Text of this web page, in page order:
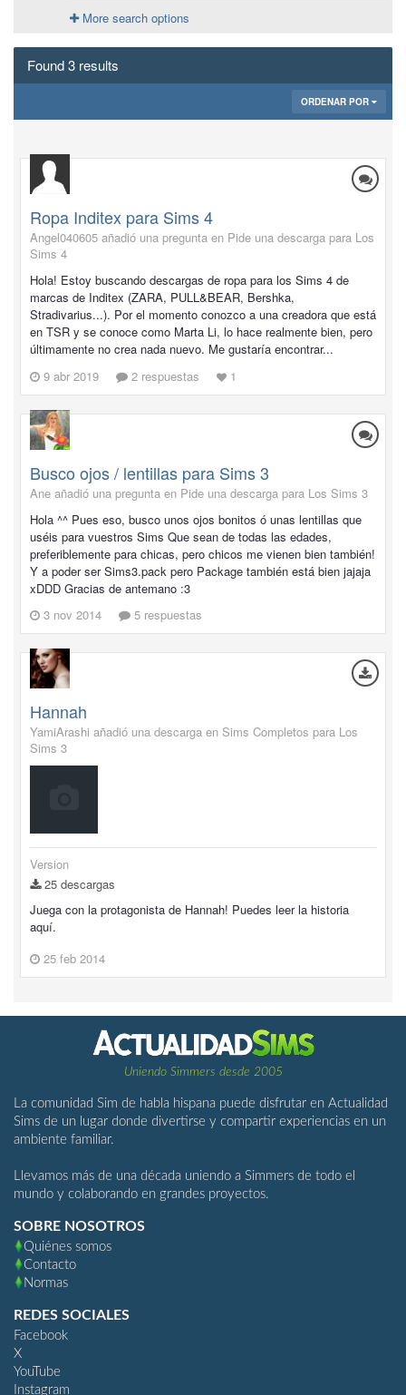
More search options
Found 3 results
ORDENAR POR
Ropa Inditex para Sims 4
Angel040605 añadió una pregunta en Pide una descarga para Los
Sims 4
Hola! Estoy buscando descargas de ropa para los Sims 4 de
marcas de Inditex (ZARA, PULL&BEAR, Bershka,
Stradivarius...). Por el momento conozco a una creadora que está
en TSR y se conoce como Marta Li, lo hace realmente bien, pero
últimamente no crea nada nuevo. Me gustaría encontrar...
9 abr 2019
2 respuestas 1
Busco ojos / lentillas para Sims 3
Ane añadió una pregunta en Pide una descarga para Los Sims 3
Hola ^^ Pues eso, busco unos ojos bonitos ó unas lentillas que
uséis para vuestros Sims Que sean de todas las edades,
preferiblemente para chicas, pero chicos me vienen bien también!
Y a poder ser Sims3.pack pero Package también está bien jajaja
xDDD Gracias de antemano :3
3 nov 2014
5 respuestas
Hannah
YamiArashi añadió una descarga en Sims Completos para Los
Sims 3
Version
25 descargas
Juega con la protagonista de Hannah! Puedes leer la historia
aquí.
25 feb 2014
Uniendo Simmers desde 2005
La comunidad Sim de habla hispana puede disfrutar en Actualidad
Sims de un lugar donde divertirse y compartir experiencias en un
ambiente familiar.
Llevamos más de una década uniendo a Simmers de todo el
mundo y colaborando en grandes proyectos.
SOBRE NOSOTROS
Quiénes somos
Contacto
Normas
REDES SOCIALES
Facebook
X
YouTube
Instagram